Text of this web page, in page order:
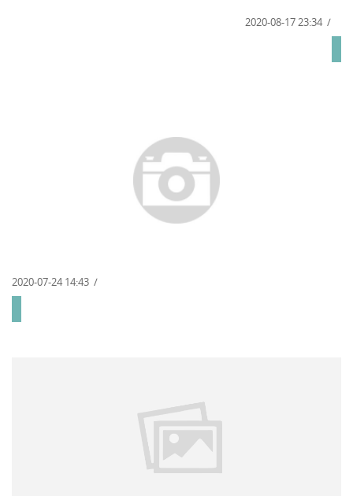
2020-08-17 23:34
2020-07-24 14:43